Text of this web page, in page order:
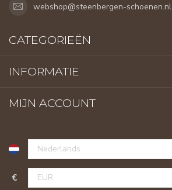
webshop@steenbergen-schoenen.nl
CATEGORIEËN
INFORMATIE
MIJN ACCOUNT
€